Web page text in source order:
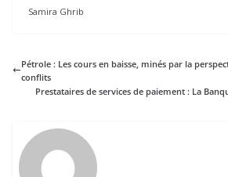
Samira Ghrib
Pétrole : Les cours en baisse, minés par la
conflits
Prestataires de services de paiement : La